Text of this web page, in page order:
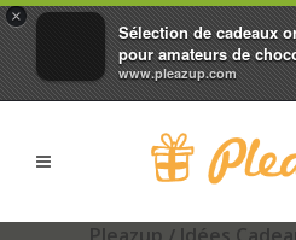
×
Sélection de cadeaux
pour amateurs de
www.pleazup.com